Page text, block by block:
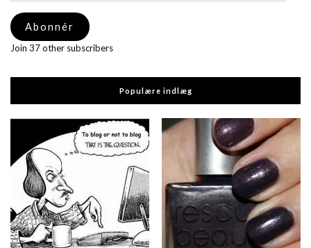
adresse
Abonnér
Join 37 other subscribers
Populære indlæg